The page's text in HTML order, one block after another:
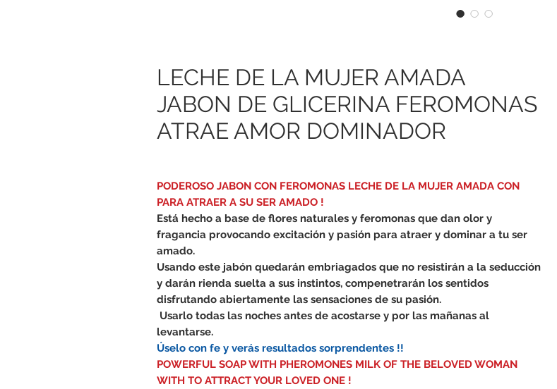
LECHE DE LA MUJER AMADA
JABON DE GLICERINA FEROMONAS
ATRAE AMOR DOMINADOR
PODEROSO JABON CON FEROMONAS LECHE DE LA MUJER AMADA CON
PARA ATRAER A SU SER AMADO !
Está hecho a base de flores naturales y feromonas que dan olor y
fragancia provocando excitación y pasión para atraer y dominar a tu ser
amado.
Usando este jabón quedarán embriagados que no resistirán a la seducción
y darán rienda suelta a sus instintos, compenetrarán los sentidos
disfrutando abiertamente las sensaciones de su pasión.
Usarlo todas las noches antes de acostarse y por las mañanas al
levantarse.
Úselo con fe y verás resultados sorprendentes !!
POWERFUL SOAP WITH PHEROMONES MILK OF THE BELOVED WOMAN
WITH TO ATTRACT YOUR LOVED ONE !